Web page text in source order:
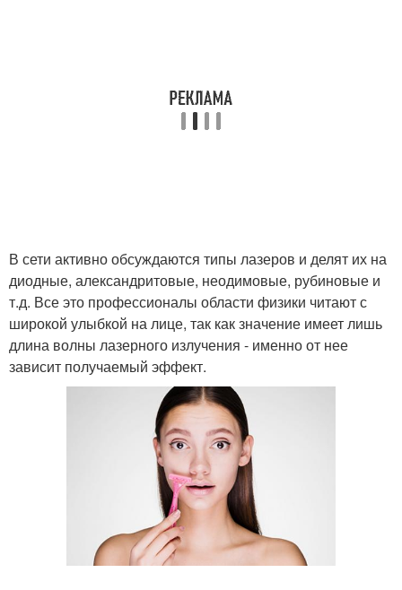
В сети активно обсуждаются типы лазеров и делят их на
диодные, александритовые, неодимовые, рубиновые и
т.д. Все это профессионалы области физики читают с
широкой улыбкой на лице, так как значение имеет лишь
длина волны лазерного излучения - именно от нее
зависит получаемый эффект.